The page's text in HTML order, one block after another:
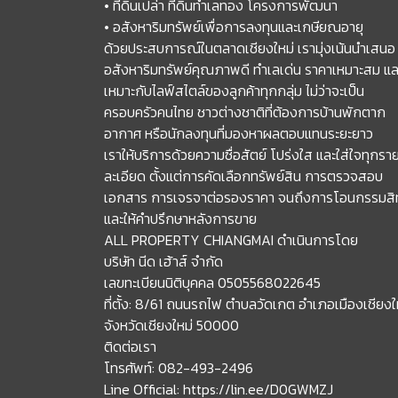
• ที่ดินเปล่า ที่ดินทำเลทอง โครงการพัฒนา
• อสังหาริมทรัพย์เพื่อการลงทุนและเกษียณอายุ
ด้วยประสบการณ์ในตลาดเชียงใหม่ เรามุ่งเน้นนำเสนอ
อสังหาริมทรัพย์คุณภาพดี ทำเลเด่น ราคาเหมาะสม แ
เหมาะกับไลฟ์สไตล์ของลูกค้าทุกกลุ่ม ไม่ว่าจะเป็น
ครอบครัวคนไทย ชาวต่างชาติที่ต้องการบ้านพักตาก
อากาศ หรือนักลงทุนที่มองหาผลตอบแทนระยะยาว
เราให้บริการด้วยความซื่อสัตย์ โปร่งใส และใส่ใจทุกราย
ละเอียด ตั้งแต่การคัดเลือกทรัพย์สิน การตรวจสอบ
เอกสาร การเจรจาต่อรองราคา จนถึงการโอนกรรม
และให้คำปรึกษาหลังการขาย
ALL PROPERTY CHIANGMAI ดำเนินการโดย
บริษัท นีด เฮ้าส์ จำกัด
เลขทะเบียนนิติบุคคล 0505568022645
ที่ตั้ง: 8/61 ถนนรถไฟ ตำบลวัดเกต อำเภอเมืองเชียง
จังหวัดเชียงใหม่ 50000
ติดต่อเรา
โทรศัพท์: 082-493-2496
Line Official: https://lin.ee/D0GWMZJ